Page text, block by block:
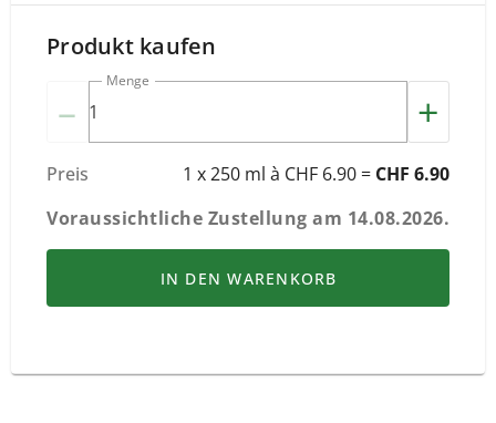
Produkt kaufen
–
Menge
+
Preis 1 x 250 ml à CHF 6.90 = CHF 6.90
Voraussichtliche Zustellung am 14.08.2026.
IN DEN WARENKORB